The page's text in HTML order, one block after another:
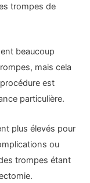
trompes de
beaucoup
mais cela
est
particulière.
plus élevés pour
ou
trompes étant